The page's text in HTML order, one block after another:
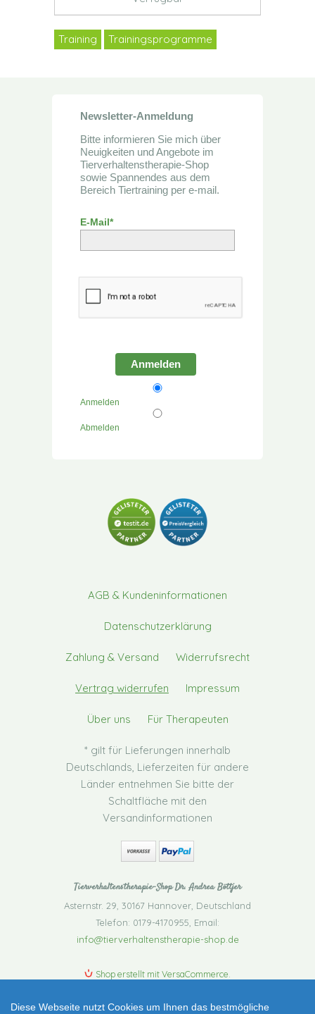
Training Trainingsprogramme
Newsletter-Anmeldung
Bitte informieren Sie mich über
Neuigkeiten und Angebote im
Tierverhaltenstherapie-Shop
sowie Spannendes aus dem
Bereich Tiertraining per e-mail.
E-Mail*
Anmelden
Anmelden
Abmelden
AGB & Kundeninformationen
Datenschutzerklärung
Zahlung & Versand Widerrufsrecht
Vertrag widerrufen Impressum
Über uns Für Therapeuten
* gilt für Lieferungen innerhalb
Deutschlands, Lieferzeiten für andere
Länder entnehmen Sie bitte der
Schaltfläche mit den
Versandinformationen
Tierverhaltenstherapie-Shop Dr. Andrea Böttjer
Asternstr. 29 30167 Hannover Deutschland
Telefon: 0179-4170955 Email:
info@tierverhaltenstherapie-shop.de
Shop erstellt mit VersaCommerce.
honden met geluidsfobie nederlands dutch
Diese Webseite nutzt Cookies um Ihnen das bestmögliche